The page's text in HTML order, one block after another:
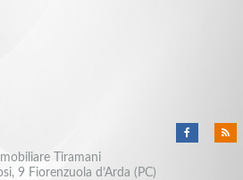
Tiramani
9 Fiorenzuola d’Arda (PC)